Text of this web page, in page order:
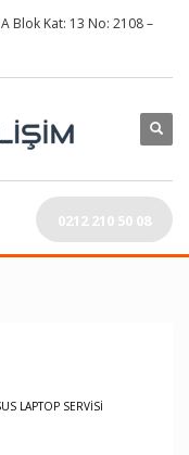
Blok Kat: 13 No: 2108 –
0212 210 50 08
LAPTOP SERVISI